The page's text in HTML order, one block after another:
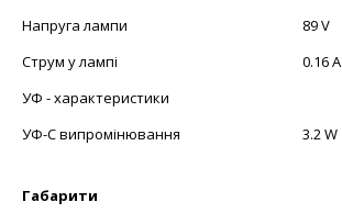
Напруга лампи
89 V
Струм у лампі
0.16 A
УФ - характеристики
УФ-C випромінювання
3.2 W
Габарити